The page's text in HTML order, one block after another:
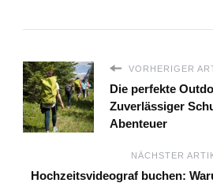
VORHERIGER
Die perfekte
Zuverlässiger
Abenteuer
NÄCHSTER
Hochzeitsvideograf buchen: